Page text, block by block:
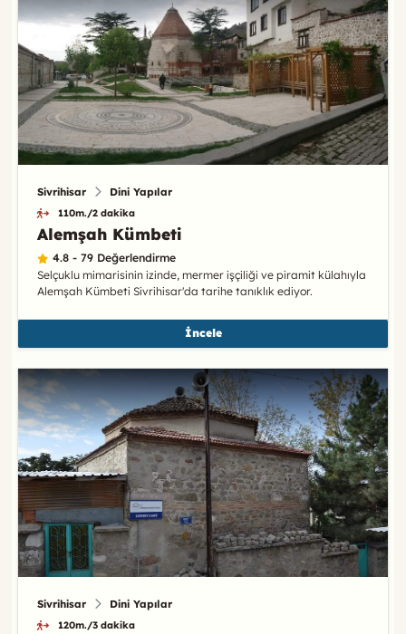
Sivrihisar Dini Yapılar
110m./2 dakika
Alemşah Kümbeti
4.8 - 79 Değerlendirme
Selçuklu mimarisinin izinde, mermer işçiliği ve piramit külahıyla
Alemşah Kümbeti Sivrihisar'da tarihe tanıklık ediyor.
İncele
Sivrihisar Dini Yapılar
120m./3 dakika